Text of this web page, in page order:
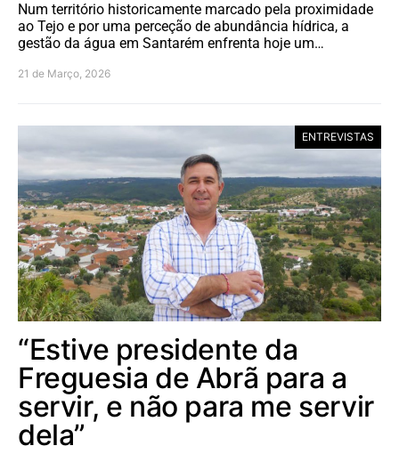
Num território historicamente marcado pela proximidade
ao Tejo e por uma perceção de abundância hídrica, a
gestão da água em Santarém enfrenta hoje um…
21 de Março, 2026
ENTREVISTAS
“Estive presidente da
Freguesia de Abrã para a
servir, e não para me servir
dela”